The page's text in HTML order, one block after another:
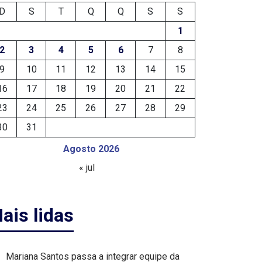
Agosto 2026
S T Q Q S
S
1
2
3 4 5 6 7
8
9
10 11 12 13 14
15
17 18 19 20 21
22
24 25 26 27 28
29
31
« jul
lidas
Mariana Santos passa a integrar equipe da